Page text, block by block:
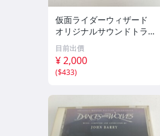
仮面ライダーウィザード
オリジナルサウンドトラッ
ク CD 新品未開封
目前出價
¥ 2,000
($433)